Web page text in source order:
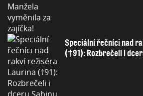
Speciální řečníci nad
(†91): Rozbrečeli i